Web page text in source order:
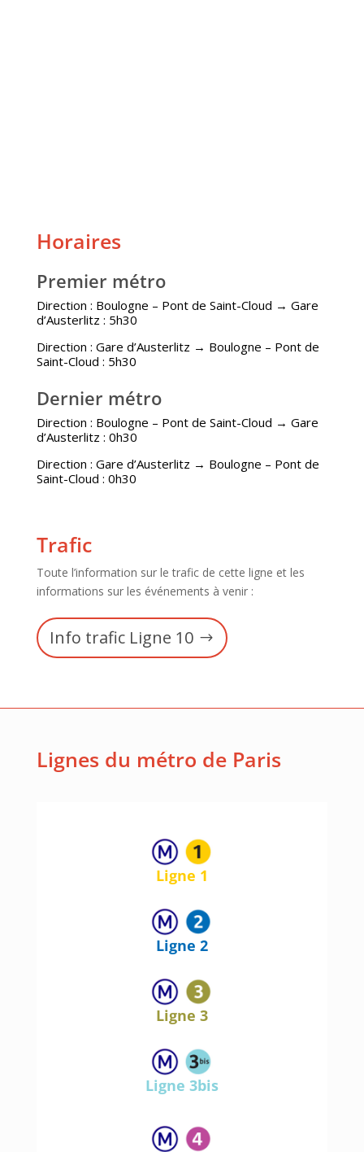
Horaires
Premier métro
Direction : Boulogne – Pont de Saint-Cloud → Gare
d’Austerlitz : 5h30
Direction : Gare d’Austerlitz → Boulogne – Pont de
Saint-Cloud : 5h30
Dernier métro
Direction : Boulogne – Pont de Saint-Cloud → Gare
d’Austerlitz : 0h30
Direction : Gare d’Austerlitz → Boulogne – Pont de
Saint-Cloud : 0h30
Trafic
Toute l’information sur le trafic de cette ligne et les
informations sur les événements à venir :
Info trafic Ligne 10
Lignes du métro de Paris
Ligne 1
Ligne 2
Ligne 3
Ligne 3bis